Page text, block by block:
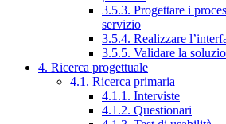
3.5.3. Progettare i
servizio
3.5.4. Realizzare
3.5.5. Validare la
4. Ricerca progettuale
4.1. Ricerca primaria
4.1.1. Interviste
4.1.2. Questionari